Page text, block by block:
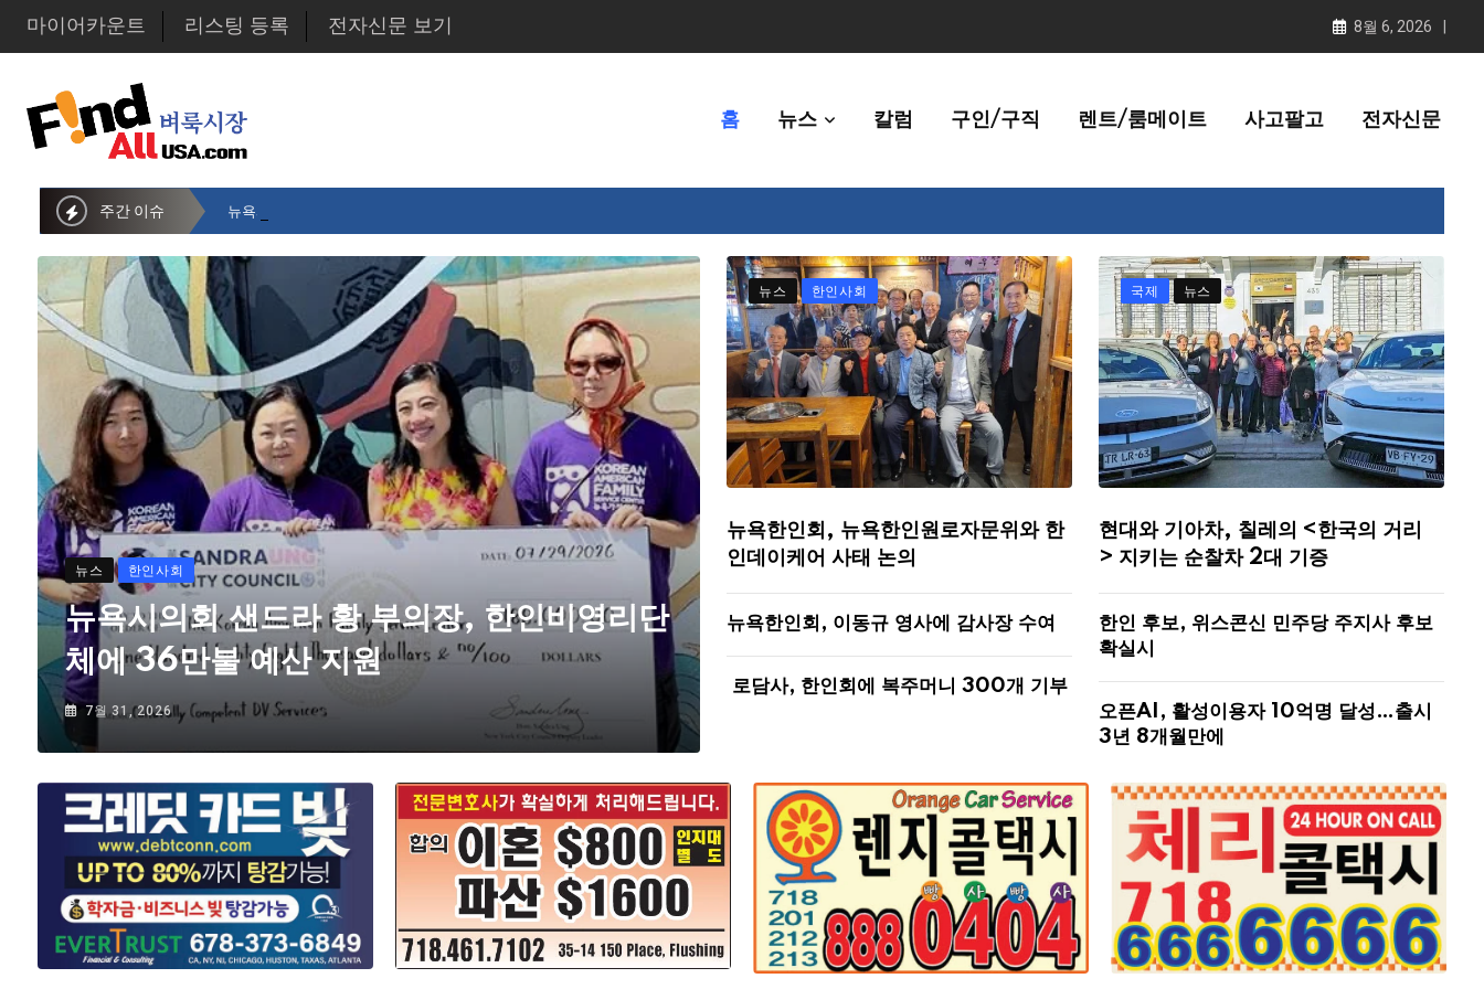
마이어카운트 리스팅 등록 전자신문 보기 8월 6, 2026
홈 뉴스 칼럼 구인/구직 렌트/룸메이트 사고팔고 전자신문
주간 이슈 뉴욕시의회 샌드라 황 부의장, 한인비영리단체에 36만불 예산 지원
뉴스 한인사회
뉴욕시의회 샌드라 황 부의장, 한인비영리단
체에 36만불 예산 지원
7월 31, 2026
뉴스 한인사회
뉴욕한인회, 뉴욕한인원로자문위와 한
인데이케어 사태 논의
뉴욕한인회, 이동규 영사에 감사장 수여
로담사, 한인회에 복주머니 300개 기부
국제 뉴스
현대와 기아차, 칠레의 <한국의 거리
> 지키는 순찰차 2대 기증
한인 후보, 위스콘신 민주당 주지사 후보
확실시
오픈AI, 활성이용자 10억명 달성…출시
3년 8개월만에